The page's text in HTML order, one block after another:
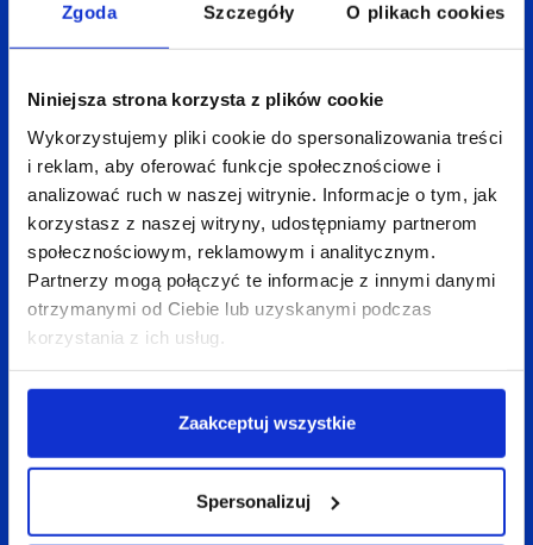
Zgoda Szczegóły O plikach cookies
Niniejsza strona korzysta z plików cookie
Wykorzystujemy pliki cookie do spersonalizowania treści
i reklam, aby oferować funkcje społecznościowe i
analizować ruch w naszej witrynie. Informacje o tym, jak
korzystasz z naszej witryny, udostępniamy partnerom
społecznościowym, reklamowym i analitycznym.
Partnerzy mogą połączyć te informacje z innymi danymi
otrzymanymi od Ciebie lub uzyskanymi podczas
korzystania z ich usług.
Zaakceptuj wszystkie
Spersonalizuj
krotnie liczbę odwiedzin w serwisie, z 1,3 do 6,5
mln wizyt. Wyeliminowane zostały problemy
Wspólnie z klientem całkowicie
zoptymalizowaliśmy wyniki wyszukiwania,
pracując nad treściami zamieszczanymi
w portalu. Mimo dwóch dużych aktualizacji
algorytmu Google (Panda i Pingwin), serwis
markt.de notował stabilny wzrost ruchu
w wynikach wyszukiwania.
codziennie prawie milion użytkowników
z naturalnych wyników wyszukiwania.
Przyczynia się to bezpośrednio do wzrostu
ruchu w serwisie markt.de oraz utrzymywania